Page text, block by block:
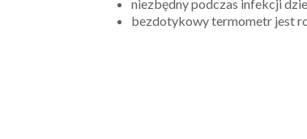
niezbędny podczas infekcji
bezdotykowy termometr jest